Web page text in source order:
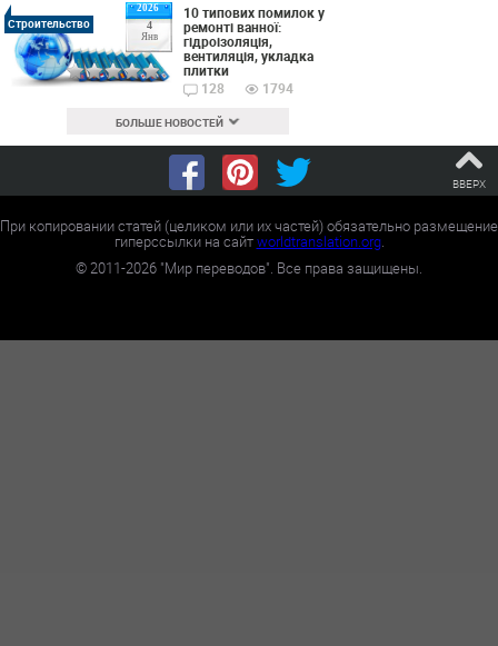
2026
4
Янв
Строительство
10 типових помилок у
ремонті ванної:
гідроізоляція,
вентиляція, укладка
плитки
128
1794
БОЛЬШЕ НОВОСТЕЙ
ВВЕРХ
При копировании статей (целиком или их частей) обязательно размещение
гиперссылки на сайтworldtranslation.org.
©2011-2026 "Мир переводов". Все права защищены.